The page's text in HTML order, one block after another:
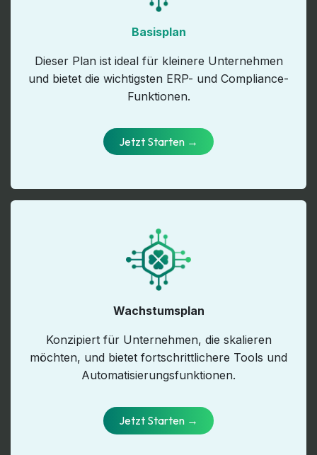
Basisplan
Dieser Plan ist ideal für kleinere Unternehmen
und bietet die wichtigsten ERP- und Compliance-
Funktionen.
Jetzt Start​​en ​​​​​​​​​​→
Wachstumsplan
Konzipiert für Unternehmen, die skalieren
möchten, und bietet fortschrittlichere Tools und
Automatisierungsfunktionen.
Jetzt St​​​​​​​​​​​​arten →